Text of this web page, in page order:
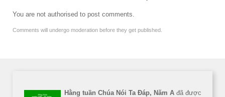
You are not authorised to post comments.
Comments will undergo moderation before they get published.
Hằng tuần Chúa Nói Ta Đáp, Năm A đã được